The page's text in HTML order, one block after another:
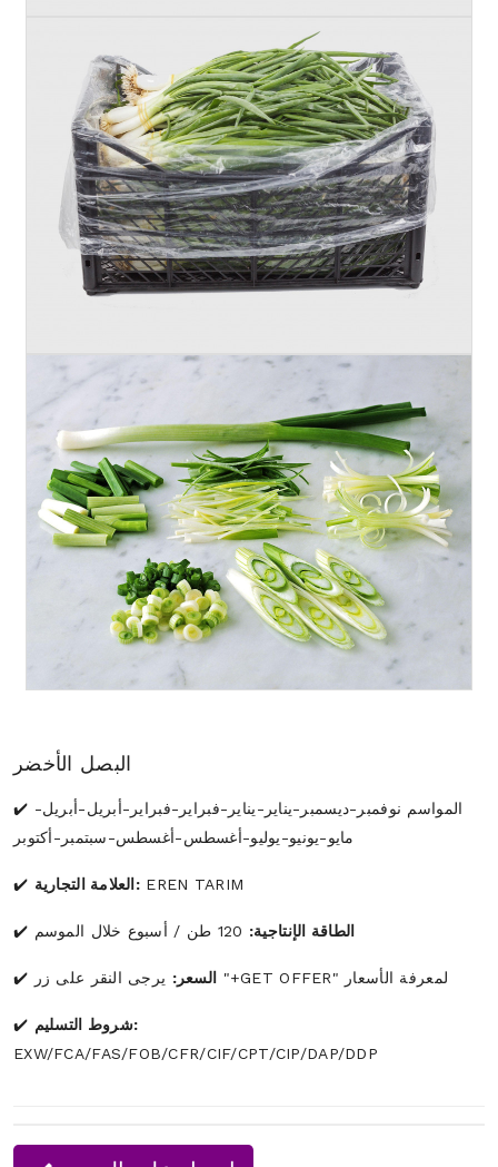
البصل الأخضر
المواسم نوفمبر-ديسمبر-يناير-يناير-فبراير-فبراير-أبريل-أبريل-
مايو-يونيو-يوليو-أغسطس-أغسطس-سبتمبر-أكتوبر
العلامة التجارية: EREN TARIM
الطاقة الإنتاجية:
السعر: يرجى النقر على زر "+GET OFFER" لمعرفة الأسعار
شروط التسليم:
EXW/FCA/FAS/FOB/CFR/CIF/CPT/CIP/DAP/DDP